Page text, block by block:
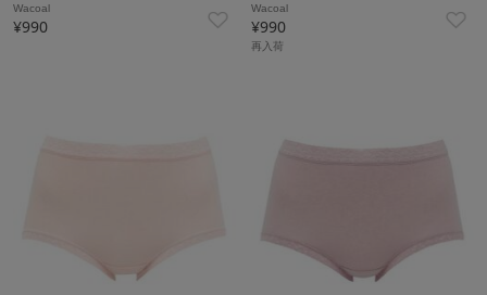
Wacoal
¥990
Wacoal
¥990
再入荷